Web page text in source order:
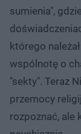
sumienia",
którego
wspólnotę o
"sekty". Teraz
przemocy
rozpoznać, ale